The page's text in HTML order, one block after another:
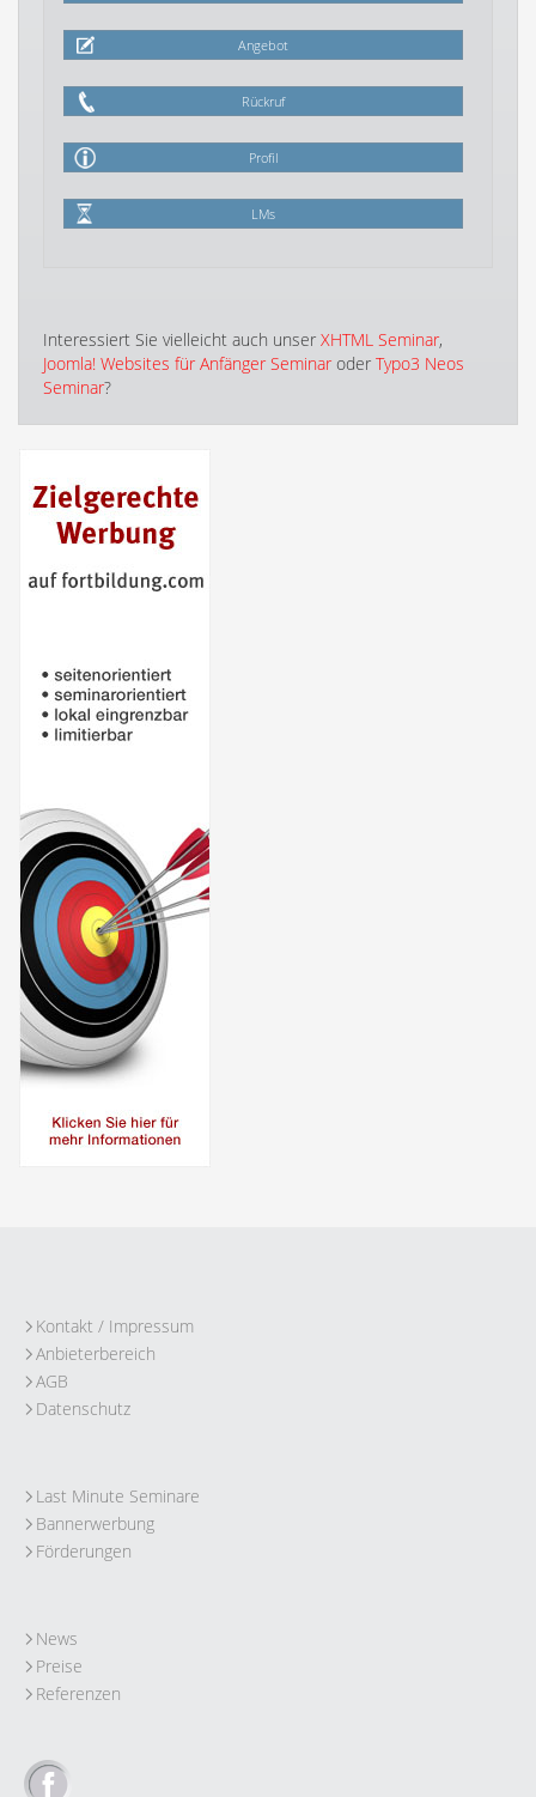
Angebot
Rückruf
Profil
LMs
Interessiert Sie vielleicht auch unser XHTML Seminar,
Joomla! Websites für Anfänger Seminar oder Typo3 Neos
Seminar?
Kontakt / Impressum
Anbieterbereich
AGB
Datenschutz
Last Minute Seminare
Bannerwerbung
Förderungen
News
Preise
Referenzen